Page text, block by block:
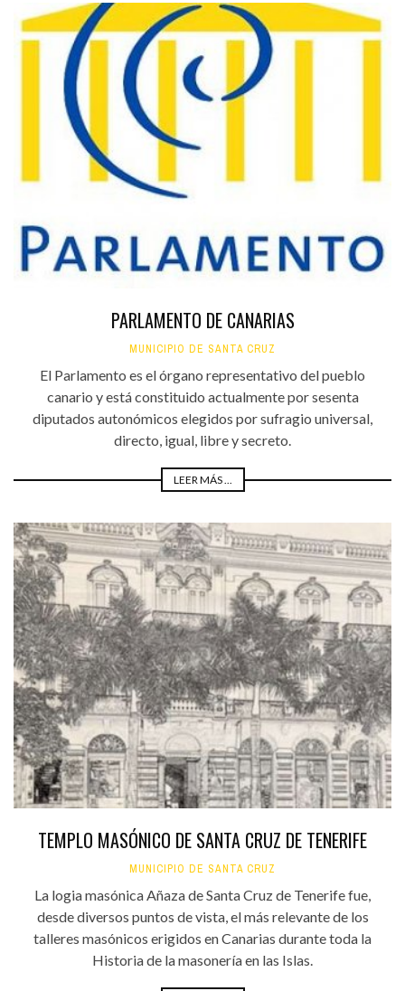
PARLAMENTO DE CANARIAS
MUNICIPIO DE SANTA CRUZ
El Parlamento es el órgano representativo del pueblo
canario y está constituido actualmente por sesenta
diputados autonómicos elegidos por sufragio universal,
directo, igual, libre y secreto.
LEER MÁS ...
TEMPLO MASÓNICO DE SANTA CRUZ DE TENERIFE
MUNICIPIO DE SANTA CRUZ
La logia masónica Añaza de Santa Cruz de Tenerife fue,
desde diversos puntos de vista, el más relevante de los
talleres masónicos erigidos en Canarias durante toda la
Historia de la masonería en las Islas.